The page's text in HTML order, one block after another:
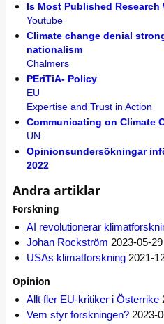
Is Most Published Research
Youtube
Climate change denial
nationalism
Chalmers
PEriTiA- Policy
EU
Expertise and Trust in Action
Communicating on Climate
UN
Opinionsundersökningar
2022
Andra artiklar
Forskning
AI revolutionerar
Johan Rockström 2023-05-29
USAs klimatforskning 2021-
Opinion
Allt fler EU-kritiker i Österrike
Vem styr forskningen? 2023-